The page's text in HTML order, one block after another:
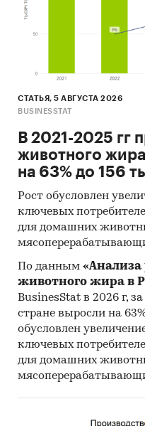
СТАТЬЯ, 5 АВГУСТА 2026
BUSINESSTAT
В 2021-2025 гг
животного
на 63% до 156
Рост обусловлен
ключевых
для домашних
По данным «Анализа
животного жира в
BusinesStat в 2026 г,
стране выросли на
обусловлен
ключевых
для домашних